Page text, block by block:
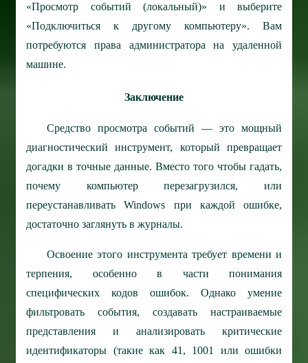
«Просмотр событий (локальный)» и выберите
«Подключиться к другому компьютеру». Вам
потребуются права администратора на удаленной
машине.
Заключение
Средство просмотра событий — это мощный
диагностический инструмент, который превращает
догадки в точные данные. Вместо того чтобы гадать,
почему компьютер перезагрузился, или
переустанавливать Windows при каждой ошибке,
достаточно заглянуть в журналы.
Освоение этого инструмента требует времени и
терпения, особенно в части понимания
специфических кодов ошибок. Однако умение
фильтровать события, создавать настраиваемые
представления и анализировать критические
идентификаторы (такие как 41, 1001 или ошибки